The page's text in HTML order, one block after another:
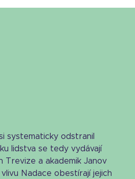
systematicky odstranil
lidstva se tedy vydávají
Trevize a akademik Janov
Nadace obestírají jejich